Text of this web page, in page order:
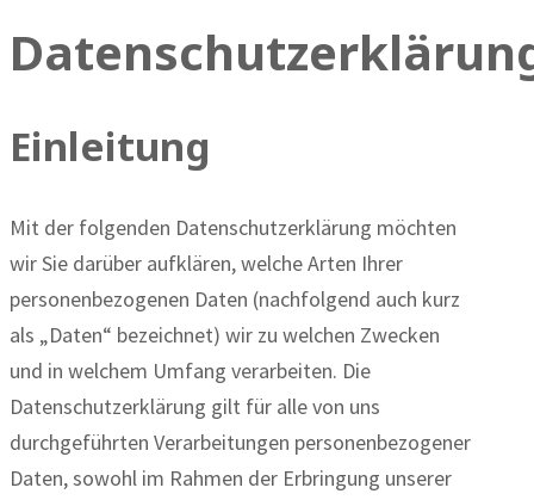
Einleitung
Mit der folgenden Datenschutzerklärung möchten
wir Sie darüber aufklären, welche Arten Ihrer
personenbezogenen Daten (nachfolgend auch kurz
als „Daten“ bezeichnet) wir zu welchen Zwecken
und in welchem Umfang verarbeiten. Die
Datenschutzerklärung gilt für alle von uns
durchgeführten Verarbeitungen personenbezogener
Daten, sowohl im Rahmen der Erbringung unserer